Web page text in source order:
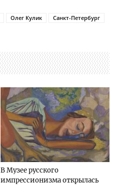
Олег Кулик
Санкт-Петербург
В Музее русского
импрессионизма открылась